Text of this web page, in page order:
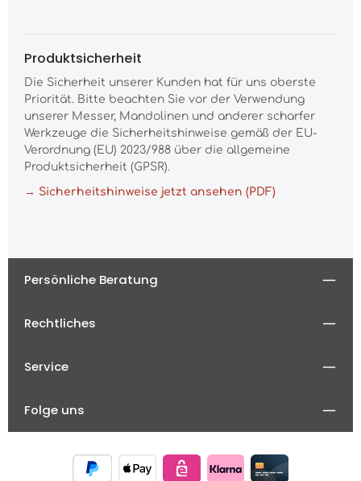
Produktsicherheit
Die Sicherheit unserer Kunden hat für uns oberste
Priorität. Bitte beachten Sie vor der Verwendung
unserer Messer, Mandolinen und anderer scharfer
Werkzeuge die Sicherheitshinweise gemäß der EU-
Verordnung (EU) 2023/988 über die allgemeine
Produktsicherheit (GPSR).
→ Sicherheitshinweise jetzt ansehen (PDF)
Persönliche Beratung
Rechtliches
Service
Folge uns